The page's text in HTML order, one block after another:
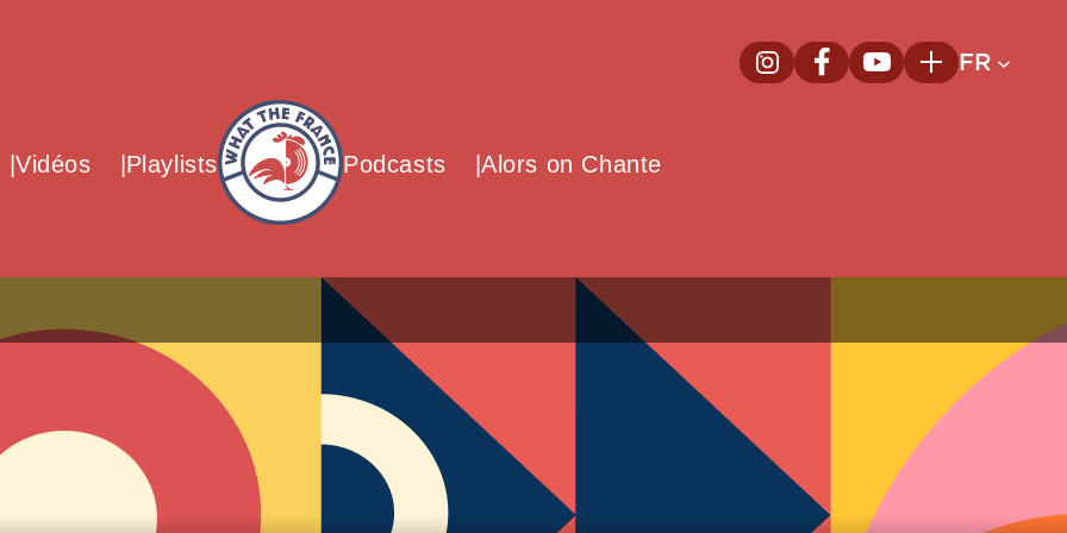
InstagramNouvelle fenêtre
FacebookNouvelle fenêtre
YoutubeNouvelle
PlusFR
Vidéos Playlists
What The France – Back to homepage
Podcasts Alors on Chante